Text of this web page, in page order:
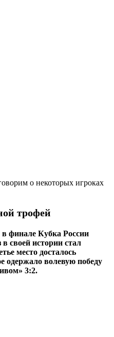
о некоторых игроках
трофей
в финале Кубка России
своей истории стал
место досталось
одержало волевую победу
3:2.